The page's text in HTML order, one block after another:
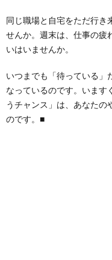
同じ職場と自宅をただ行き
せんか。週末は、仕事の疲
いはいませんか。
いつまでも「待っている」
なっているのです。います
うチャンス」は、あなたの
のです。■